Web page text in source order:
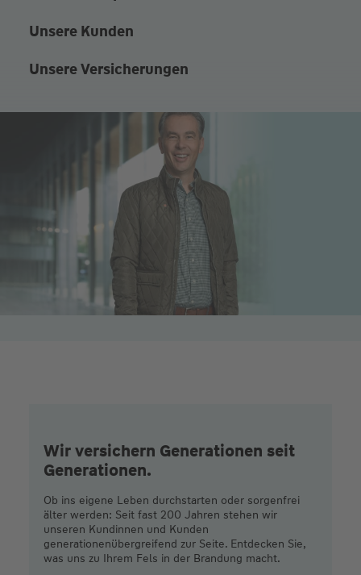
Unsere Kunden
Unsere Versicherungen
Wir versichern Generationen seit
Generationen.
Ob ins eigene Leben durchstarten oder sorgenfrei
älter werden: Seit fast 200 Jahren stehen wir
unseren Kundinnen und Kunden
generationenübergreifend zur Seite. Entdecken Sie,
was uns zu Ihrem Fels in der Brandung macht.